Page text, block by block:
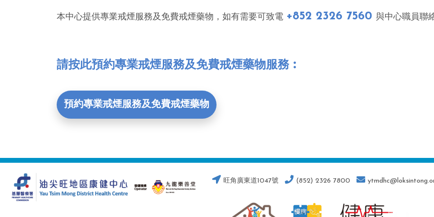
本中心提供專業戒煙服務及免費戒煙藥物，如有需要可致電 +852 2326 7560 與中心職員聯
請按此預約專業戒煙服務及免費戒煙藥物服務︰
預約專業戒煙服務及免費戒煙藥物
旺角廣東道1047號 (852) 2326 7800